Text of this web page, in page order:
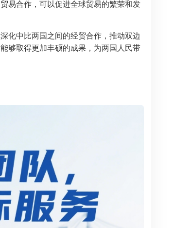
易合作，可以促进全球贸易的繁荣和发
化中比两国之间的经贸合作，推动双边
够取得更加丰硕的成果，为两国人民带